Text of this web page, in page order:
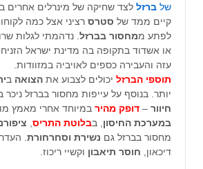
של ברזל לצד שחיקה של מינרלים אחרים
קיים ממד של סטרס רציני אצל כמה
לפתע ממחסור בברזל . נדהמתי לגלות
או אשדוד בתקופה בה מדינת ישראל
עזה והעבירה כספים לאויביה במזוודות.
תוספי הברזל יכולים לצבוע את הצואה ב
יותר. בנוסף על עייפות מחסור בברזל ניכר
חיוור – דופק מהיר במיוחד אחרי מאמץ
במערכת החיסון , בבלוטת התריס
מחסור בברזל גם נשירת וסחרחורת .
דיכאון, חוסר תיאבון וקשיי ריכוז.